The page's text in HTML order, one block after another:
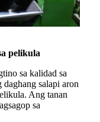
pelikula
sa kalidad sa
daghang salapi aron
Ang tanan
sa